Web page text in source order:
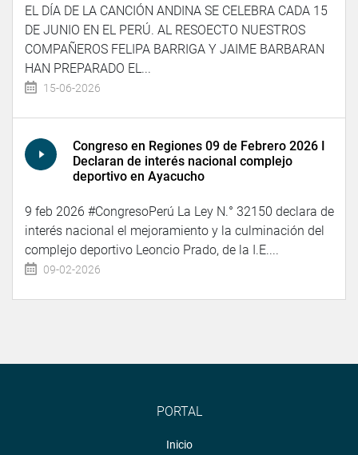
EL DÍA DE LA CANCIÓN ANDINA SE CELEBRA CADA 15
DE JUNIO EN EL PERÚ. AL RESOECTO NUESTROS
COMPAÑEROS FELIPA BARRIGA Y JAIME BARBARAN
HAN PREPARADO EL...
15-06-2026
Congreso en Regiones 09 de Febrero 2026 I
Declaran de interés nacional complejo
deportivo en Ayacucho
9 feb 2026 #CongresoPerú La Ley N.° 32150 declara de
interés nacional el mejoramiento y la culminación del
complejo deportivo Leoncio Prado, de la I.E....
09-02-2026
PORTAL
Inicio